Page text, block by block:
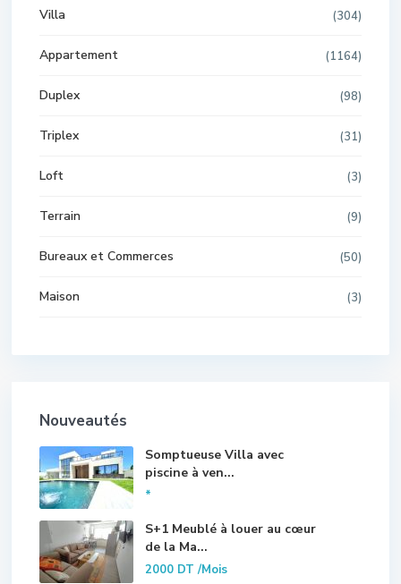
Villa (304)
Appartement (1164)
Duplex (98)
Triplex (31)
Loft (3)
Terrain (9)
Bureaux et Commerces (50)
Maison (3)
Nouveautés
Somptueuse Villa avec
piscine à ven...
*
S+1 Meublé à louer au cœur
de la Ma...
2000 DT/Mois